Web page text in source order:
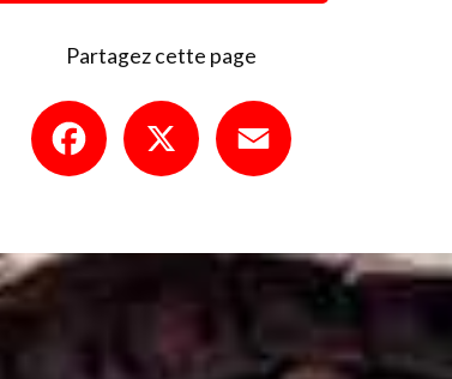
Partagez cette page
Facebook